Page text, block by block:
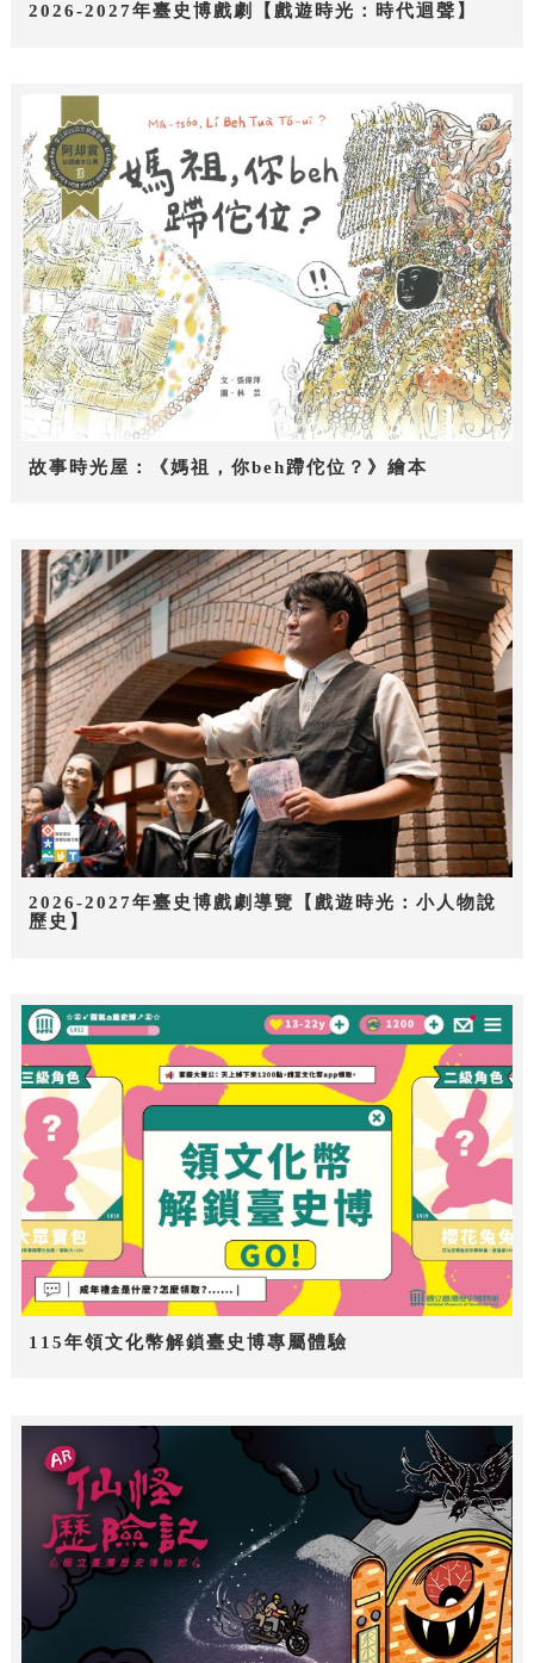
2026-2027年臺史博戲劇【戲遊時光：時代迴聲】
故事時光屋：《媽祖，你beh蹛佗位？》繪本
2026-2027年臺史博戲劇導覽【戲遊時光：小人物說
歷史】
115年領文化幣解鎖臺史博專屬體驗